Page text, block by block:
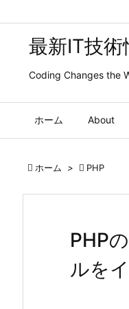
最新IT技
Coding Changes the
ホーム About
 ホーム >  PHP
PHP
ルを